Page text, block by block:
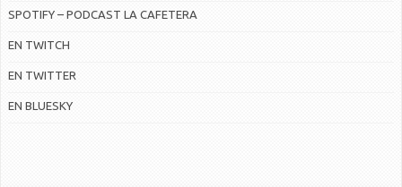
SPOTIFY – PODCAST LA CAFETERA
EN TWITCH
EN TWITTER
EN BLUESKY